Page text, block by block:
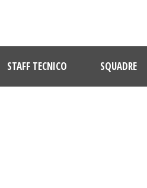
STAFF TECNICO SQUADRE